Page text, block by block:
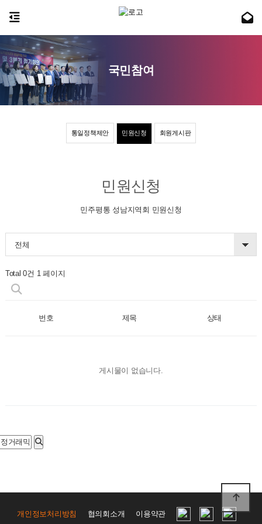
통일정책제안 민원신청 회원게시판
국민참여
민원신청
민주평통 성남지역회 민원신청
전체
Total 0건 1 페이지
번호 제목 상태
게시물이 없습니다.
개인정보처리방침 협의회소개 이용약관